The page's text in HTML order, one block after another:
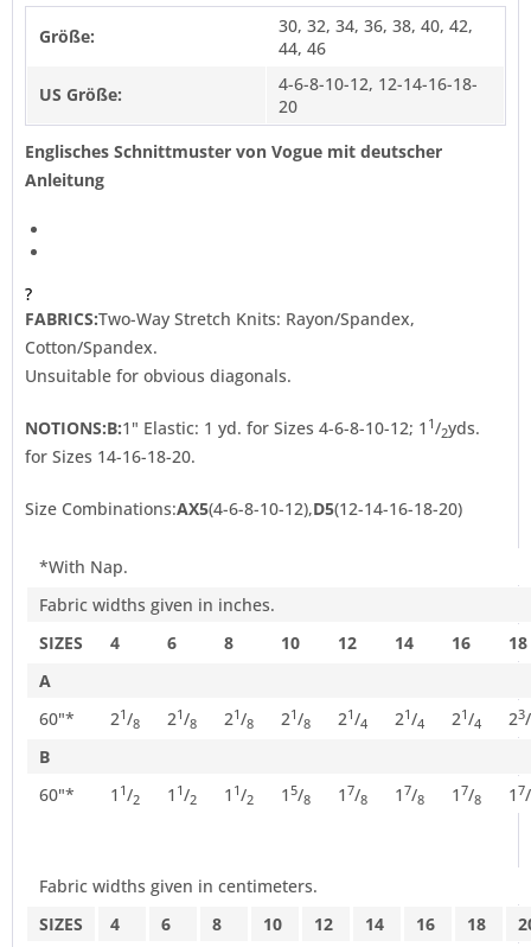
Größe:
30, 32, 34, 36, 38, 40, 42,
44, 46
US Größe:
4-6-8-10-12, 12-14-16-18-
20
Englisches Schnittmuster von Vogue mit deutscher
Anleitung
?
FABRICS:Two-Way Stretch Knits: Rayon/Spandex,
Cotton/Spandex.
Unsuitable for obvious diagonals.
NOTIONS:B:1" Elastic: 1 yd. for Sizes 4-6-8-10-12; 1 1/2yds.
for Sizes 14-16-18-20.
Size Combinations:AX5(4-6-8-10-12),D5(12-14-16-18-20)
*With Nap.
Fabric widths given in inches.
SIZES
4 6 8 10 12 14 16
18
A
60"*
21/8 21/8 21/8 21/8 21/4 21/4 21/4 23/
B
60"*
1 1/2 1 1/2 1 1/2 1 5/8 1 7/8 1 7/8 1 7/8 1 7/
Fabric widths given in centimeters.
SIZES
4 6 8 10 12 14 16 18